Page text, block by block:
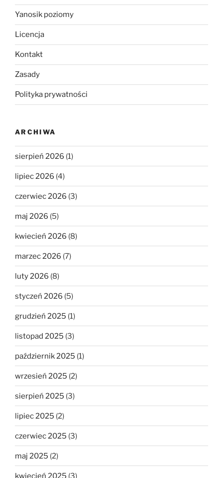
Yanosik poziomy
Licencja
Kontakt
Zasady
Polityka prywatności
ARCHIWA
sierpień 2026 (1)
lipiec 2026 (4)
czerwiec 2026 (3)
maj 2026 (5)
kwiecień 2026 (8)
marzec 2026 (7)
luty 2026 (8)
styczeń 2026 (5)
grudzień 2025 (1)
listopad 2025 (3)
październik 2025 (1)
wrzesień 2025 (2)
sierpień 2025 (3)
lipiec 2025 (2)
czerwiec 2025 (3)
maj 2025 (2)
kwiecień 2025 (3)